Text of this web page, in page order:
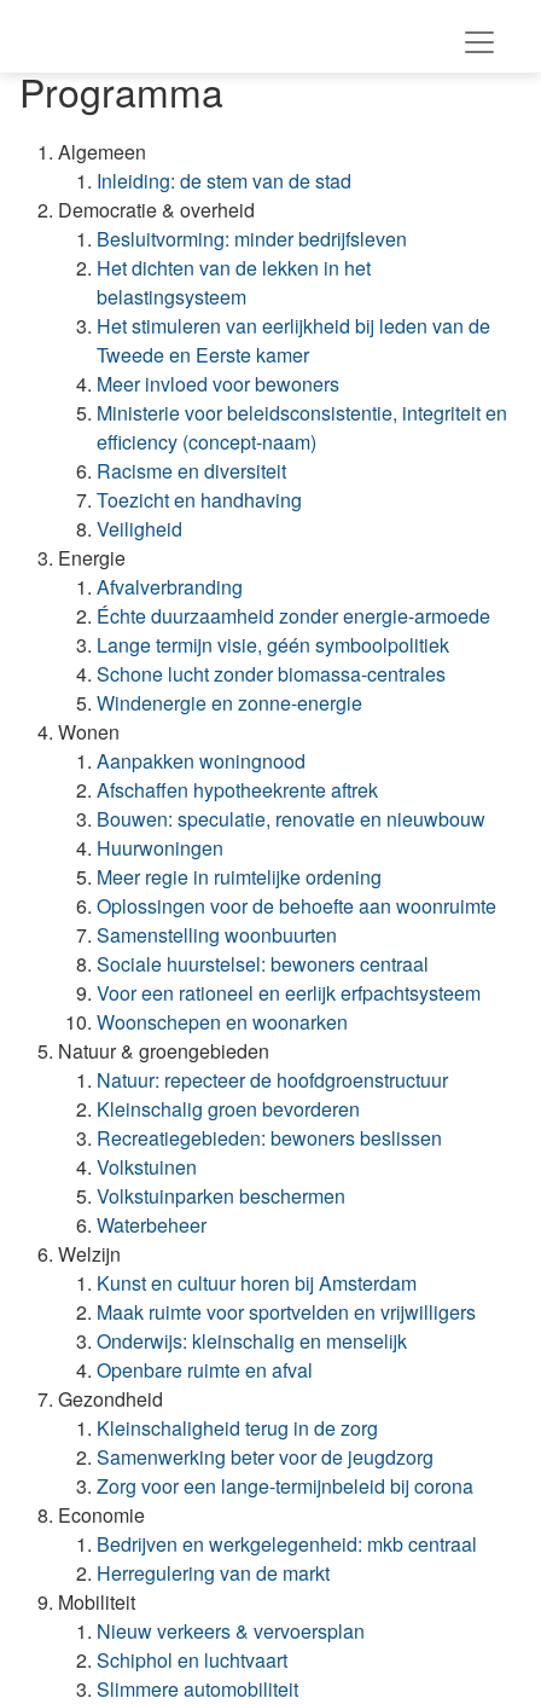
Programma
Algemeen
Inleiding: de stem van de stad
Democratie & overheid
Besluitvorming: minder bedrijfsleven
Het dichten van de lekken in het
belastingsysteem
Het stimuleren van eerlijkheid bij leden van de
Tweede en Eerste kamer
Meer invloed voor bewoners
Ministerie voor beleidsconsistentie, integriteit en
efficiency (concept-naam)
Racisme en diversiteit
Toezicht en handhaving
Veiligheid
Energie
Afvalverbranding
Échte duurzaamheid zonder energie-armoede
Lange termijn visie, géén symboolpolitiek
Schone lucht zonder biomassa-centrales
Windenergie en zonne-energie
Wonen
Aanpakken woningnood
Afschaffen hypotheekrente aftrek
Bouwen: speculatie, renovatie en nieuwbouw
Huurwoningen
Meer regie in ruimtelijke ordening
Oplossingen voor de behoefte aan woonruimte
Samenstelling woonbuurten
Sociale huurstelsel: bewoners centraal
Voor een rationeel en eerlijk erfpachtsysteem
Woonschepen en woonarken
Natuur & groengebieden
Natuur: repecteer de hoofdgroenstructuur
Kleinschalig groen bevorderen
Recreatiegebieden: bewoners beslissen
Volkstuinen
Volkstuinparken beschermen
Waterbeheer
Welzijn
Kunst en cultuur horen bij Amsterdam
Maak ruimte voor sportvelden en vrijwilligers
Onderwijs: kleinschalig en menselijk
Openbare ruimte en afval
Gezondheid
Kleinschaligheid terug in de zorg
Samenwerking beter voor de jeugdzorg
Zorg voor een lange-termijnbeleid bij corona
Economie
Bedrijven en werkgelegenheid: mkb centraal
Herregulering van de markt
Mobiliteit
Nieuw verkeers & vervoersplan
Schiphol en luchtvaart
Slimmere automobiliteit